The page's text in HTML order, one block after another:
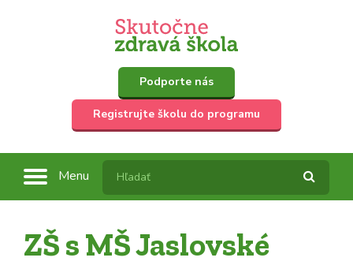
Podporte nás
Registrujte školu do programu
Menu
ZŠ s MŠ Jaslovské